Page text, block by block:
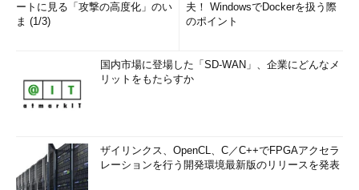
ートに見る「攻撃の高度化」のい
ま (1/3)
夫！ WindowsでDockerを扱う際
のポイント
国内市場に登場した「SD-WAN」、企業にどんなメ
リットをもたらすか
ザイリンクス、OpenCL、C／C++でFPGAアクセラ
レーションを行う開発環境最新版のリリースを発表